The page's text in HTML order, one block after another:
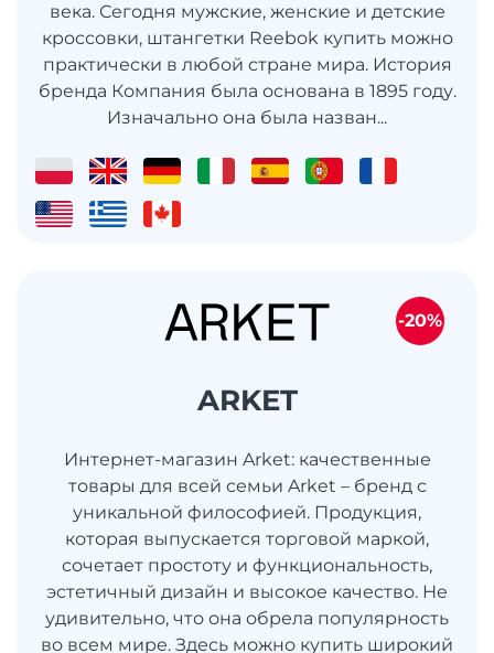
века. Сегодня мужские, женские и детские
кроссовки, штангетки Reebok купить можно
практически в любой стране мира. История
бренда Компания была основана в 1895 году.
Изначально она была назван...
ARKET
Интернет-магазин Arket: качественные
товары для всей семьи Arket – бренд с
уникальной философией. Продукция,
которая выпускается торговой маркой,
сочетает простоту и функциональность,
эстетичный дизайн и высокое качество. Не
удивительно, что она обрела популярность
во всем мире. Здесь можно купить широкий
-20%